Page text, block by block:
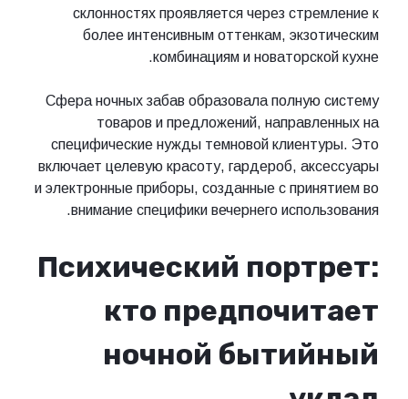
склонностях проявляется через стремление к
более интенсивным оттенкам, экзотическим
комбинациям и новаторской кухне.
Сфера ночных забав образовала полную систему
товаров и предложений, направленных на
специфические нужды темновой клиентуры. Это
включает целевую красоту, гардероб, аксессуары
и электронные приборы, созданные с принятием во
внимание специфики вечернего использования.
Психический портрет:
кто предпочитает
ночной бытийный